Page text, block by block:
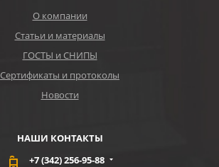
О компании
Статьи и материалы
ГОСТЫ и СНИПЫ
Сертификаты и протоколы
Новости
НАШИ КОНТАКТЫ
+7 (342) 256-95-88